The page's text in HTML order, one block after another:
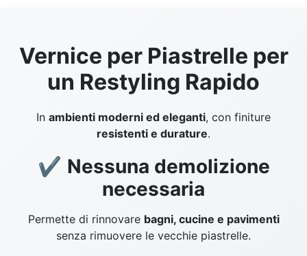
Vernice per Piastrelle per
un Restyling Rapido
In ambienti moderni ed eleganti, con finiture
resistenti e durature.
✔ Nessuna demolizione
necessaria
Permette di rinnovare bagni, cucine e pavimenti
senza rimuovere le vecchie piastrelle.